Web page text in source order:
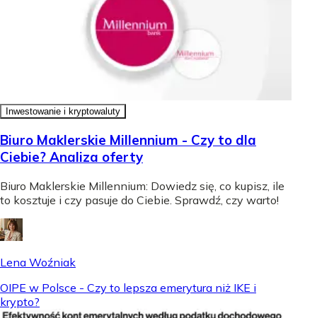
Inwestowanie i kryptowaluty
Biuro Maklerskie Millennium - Czy to dla
Ciebie? Analiza oferty
Biuro Maklerskie Millennium: Dowiedz się, co kupisz, ile
to kosztuje i czy pasuje do Ciebie. Sprawdź, czy warto!
Lena Woźniak
OIPE w Polsce - Czy to lepsza emerytura niż IKE i
krypto?